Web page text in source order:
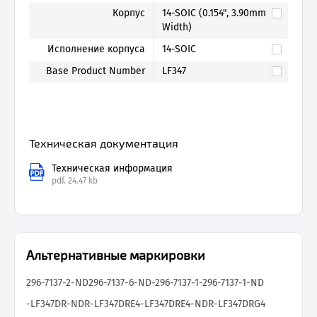
Корпус
14-SOIC (0.154", 3.90mm
Width)
Исполнение корпуса
14-SOIC
Base Product Number
LF347
Техническая документация
Техническая информация
pdf. 24.47 kb
Альтернативные маркировки
296-7137-2-ND296-7137-6-ND-296-7137-1-296-7137-1-ND
-LF347DR-NDR-LF347DRE4-LF347DRE4-NDR-LF347DRG4